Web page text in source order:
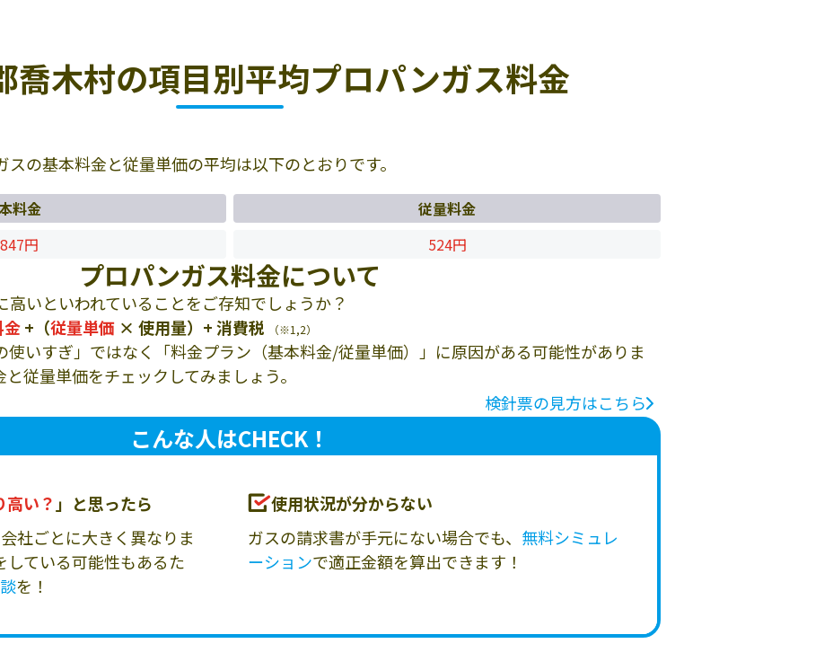
喬木村の項目別平均プロパンガス料金
の基本料金と従量単価の平均は以下のとおりです。
料金
従量料金
円
524円
プロパンガス料金について
いといわれていることをご存知でしょうか？
金+（従量単価 × 使用量）+ 消費税 （※1,2）
使いすぎ」ではなく「料金プラン（基本料金/従量単価）」に原因がある可能性がありま
従量単価をチェックしてみましょう。
検針票の見方はこちら
こんな人はCHECK！
い？ 」と思ったら
社ごとに大きく異なりま
している可能性もあるた
を！
使用状況が分からない
ガスの請求書が手元にない場合でも、 無料シミュレ
ーションで適正金額を算出できます！